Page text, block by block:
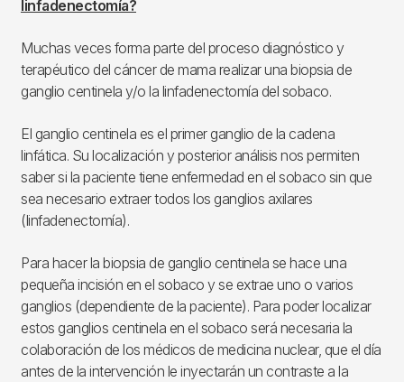
linfadenectomía?
Muchas veces forma parte del proceso diagnóstico y
terapéutico del cáncer de mama realizar una biopsia de
ganglio centinela y/o la linfadenectomía del sobaco.
El ganglio centinela es el primer ganglio de la cadena
linfática. Su localización y posterior análisis nos permiten
saber si la paciente tiene enfermedad en el sobaco sin que
sea necesario extraer todos los ganglios axilares
(linfadenectomía).
Para hacer la biopsia de ganglio centinela se hace una
pequeña incisión en el sobaco y se extrae uno o varios
ganglios (dependiente de la paciente). Para poder localizar
estos ganglios centinela en el sobaco será necesaria la
colaboración de los médicos de medicina nuclear, que el día
antes de la intervención le inyectarán un contraste a la